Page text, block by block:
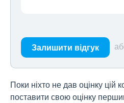
Залишити відгук
Поки ніхто не дав оцінку цій
поставити свою оцінку